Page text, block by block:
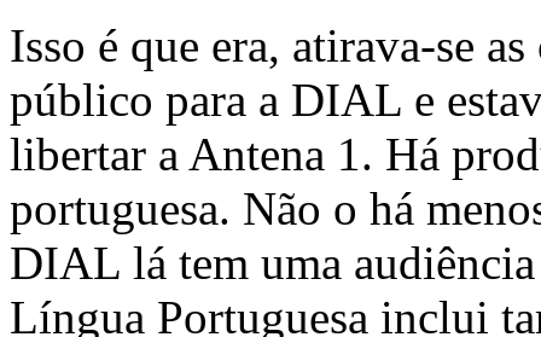
Isso é que era, atirava-se
público para a DIAL e
libertar a Antena 1. Há
portuguesa. Não o há
DIAL lá tem uma
Língua Portuguesa inclui